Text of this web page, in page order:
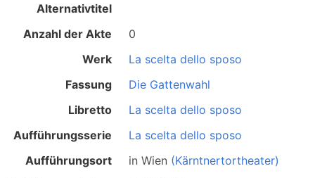
Alternativtitel
Anzahl der Akte
0
Werk
La scelta dello sposo
Fassung
Die Gattenwahl
Libretto
La scelta dello sposo
Aufführungsserie
La scelta dello sposo
Aufführungsort
inWien (Kärntnertortheater)